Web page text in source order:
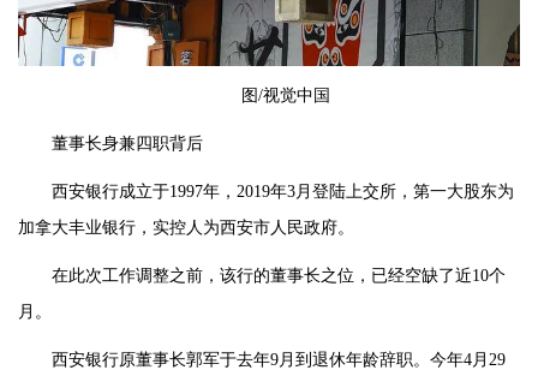
图/视觉中国
董事长身兼四职背后
西安银行成立于1997年，2019年3月登陆上交所，第一大股东为
加拿大丰业银行，实控人为西安市人民政府。
在此次工作调整之前，该行的董事长之位，已经空缺了近10个
月。
西安银行原董事长郭军于去年9月到退休年龄辞职。今年4月29